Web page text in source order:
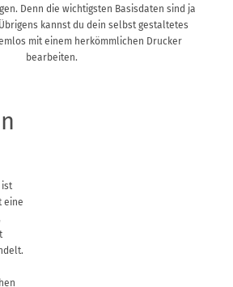
Denn die wichtigsten Basisdaten sind ja
kannst du dein selbst gestaltetes
mit einem herkömmlichen Drucker
bearbeiten.
ist
eine